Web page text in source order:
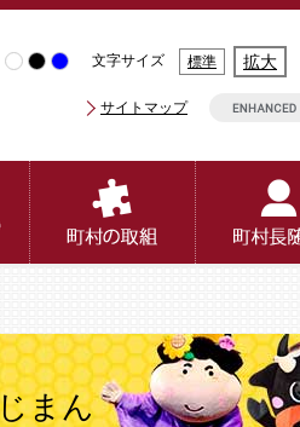
文字サイズ 標準 拡大
サイトマップ
まん